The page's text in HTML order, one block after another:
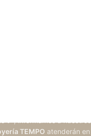
TEMPO atenderán en